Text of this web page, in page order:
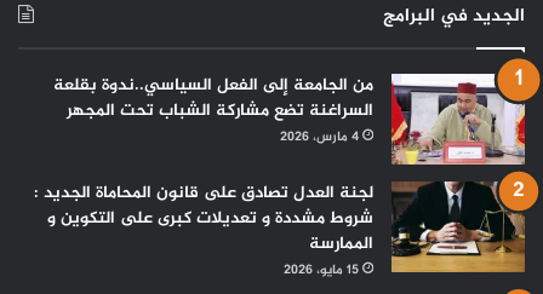
الجديد في البرامج
من الجامعة إلى الفعل السياسي..ندوة بقلعة
السراغنة تضع مشاركة الشباب تحت المجهر
4 مارس، 2026
لجنة العدل تصادق على قانون المحاماة الجديد :
شروط مشددة و تعديلات كبرى على التكوين و
الممارسة
15 مايو، 2026